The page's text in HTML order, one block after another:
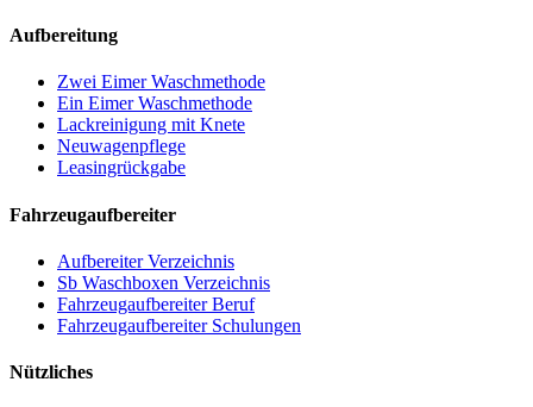
Aufbereitung
Zwei Eimer Waschmethode
Ein Eimer Waschmethode
Lackreinigung mit Knete
Neuwagenpflege
Leasingrückgabe
Fahrzeugaufbereiter
Aufbereiter Verzeichnis
Sb Waschboxen Verzeichnis
Fahrzeugaufbereiter Beruf
Fahrzeugaufbereiter Schulungen
Nützliches